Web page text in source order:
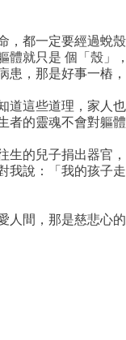
都一定要經過蛻殼
體就只是 個「殼」
患，那是好事一樁
這些道理，家人也
者的靈魂不會對軀
的兒子捐出器官，
我說：「我的孩子
間，那是慈悲心的